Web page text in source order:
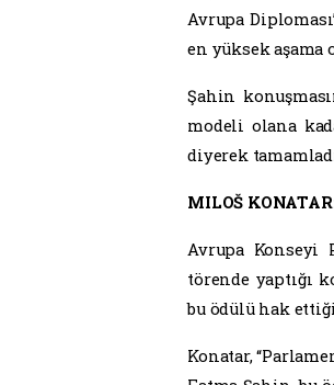
Avrupa
çalışmaları
Gaziantep
kardeşlik ve
dedi.